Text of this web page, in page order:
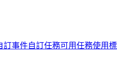
訂事件自訂任務可用任務使用標